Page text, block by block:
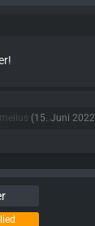
(15. Juni 2022